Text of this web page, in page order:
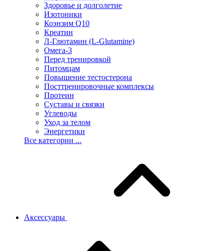
Здоровье и долголетие
Изотоники
Коэнзим Q10
Креатин
Л-Глютамин (L-Glutamine)
Омега-3
Перед тренировкой
Питомцам
Повышение тестостерона
Посттренировочные комплексы
Протеин
Суставы и связки
Углеводы
Уход за телом
Энергетики
Все категории ...
Аксессуары